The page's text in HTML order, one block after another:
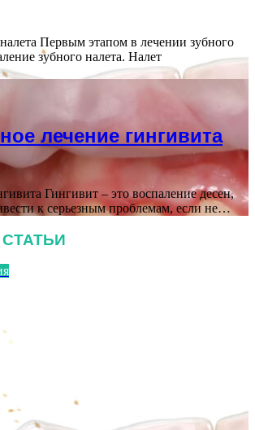
Первым этапом в лечении зубного
зубного налета. Налет
лечение гингивита
Гингивит – это воспаление десен,
к серьезным проблемам, если не…